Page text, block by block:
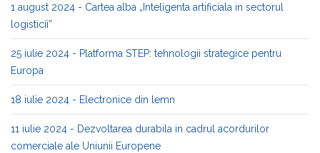
1 august 2024 - Cartea alba „Inteligenta artificiala in sectorul
logisticii”
25 iulie 2024 - Platforma STEP: tehnologii strategice pentru
Europa
18 iulie 2024 - Electronice din lemn
11 iulie 2024 - Dezvoltarea durabila in cadrul acordurilor
comerciale ale Uniunii Europene